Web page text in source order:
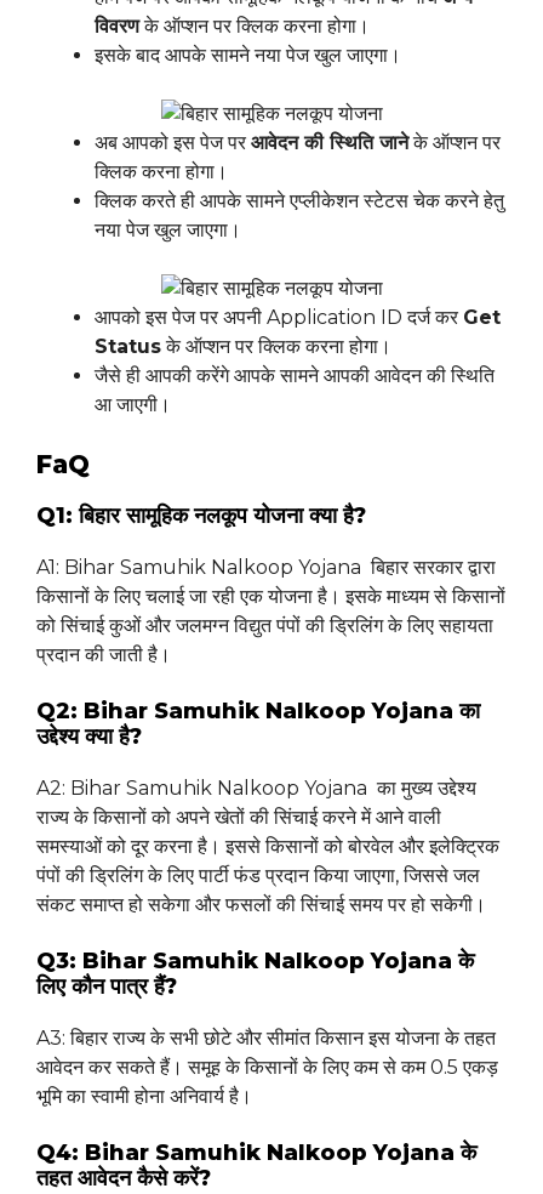
विवरणके ऑप्शन पर क्लिक करना होगा।
इसके बाद आपके सामने नया पेज खुल जाएगा।
अब आपको इस पेज पर आवेदन की स्थिति जानेके ऑप्शन पर
क्लिक करना होगा।
क्लिक करते ही आपके सामने एप्लीकेशन स्टेटस चेक करने हेतु
नया पेज खुल जाएगा।
आपको इस पेज पर अपनी Application ID दर्ज कर Get
Statusके ऑप्शन पर क्लिक करना होगा।
जैसे ही आपकी करेंगे आपके सामने आपकी आवेदन की स्थिति
आ जाएगी।
FaQ
Q1: बिहार सामूहिक नलकूप योजना क्या है?
A1: Bihar Samuhik Nalkoop Yojana बिहार सरकार द्वारा
किसानों के लिए चलाई जा रही एक योजना है। इसके माध्यम से किसानों
को सिंचाई कुओं और जलमग्न विद्युत पंपों की ड्रिलिंग के लिए सहायता
प्रदान की जाती है।
Q2: Bihar Samuhik Nalkoop Yojana का
उद्देश्य क्या है?
A2: Bihar Samuhik Nalkoop Yojana का मुख्य उद्देश्य
राज्य के किसानों को अपने खेतों की सिंचाई करने में आने वाली
समस्याओं को दूर करना है। इससे किसानों को बोरवेल और इलेक्ट्रिक
पंपों की ड्रिलिंग के लिए पार्टी फंड प्रदान किया जाएगा, जिससे जल
संकट समाप्त हो सकेगा और फसलों की सिंचाई समय पर हो सकेगी।
Q3: Bihar Samuhik Nalkoop Yojana के
लिए कौन पात्र हैं?
A3: बिहार राज्य के सभी छोटे और सीमांत किसान इस योजना के तहत
आवेदन कर सकते हैं। समूह के किसानों के लिए कम से कम 0.5 एकड़
भूमि का स्वामी होना अनिवार्य है।
Q4: Bihar Samuhik Nalkoop Yojana के
तहत आवेदन कैसे करें?